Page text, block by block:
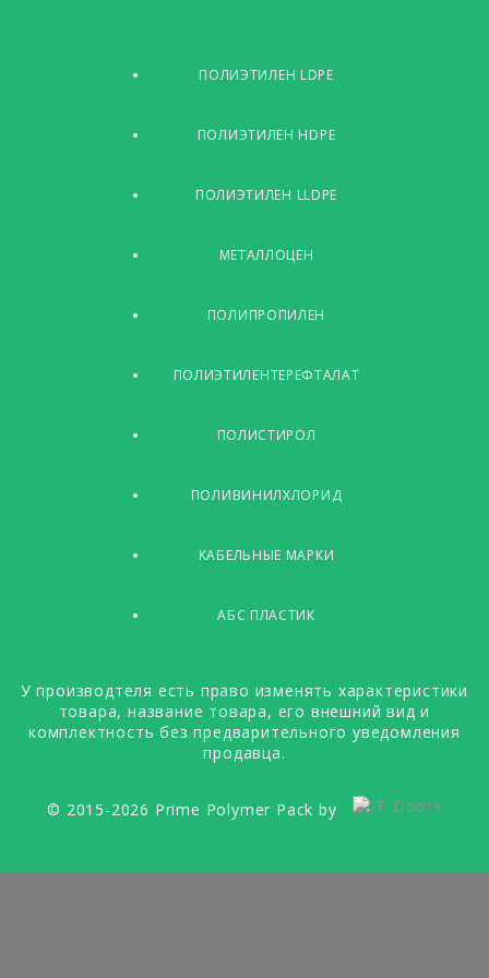
ПОЛИЭТИЛЕН LDPE
ПОЛИЭТИЛЕН HDPE
ПОЛИЭТИЛЕН LLDPE
МЕТАЛЛОЦЕН
ПОЛИПРОПИЛЕН
ПОЛИЭТИЛЕНТЕРЕФТАЛАТ
ПОЛИСТИРОЛ
ПОЛИВИНИЛХЛОРИД
КАБЕЛЬНЫЕ МАРКИ
АБС ПЛАСТИК
У производтеля есть право изменять характеристики
товара, название товара, его внешний вид и
комплектность без предварительного уведомления
продавца.
© 2015-2026 Prime Polymer Pack by